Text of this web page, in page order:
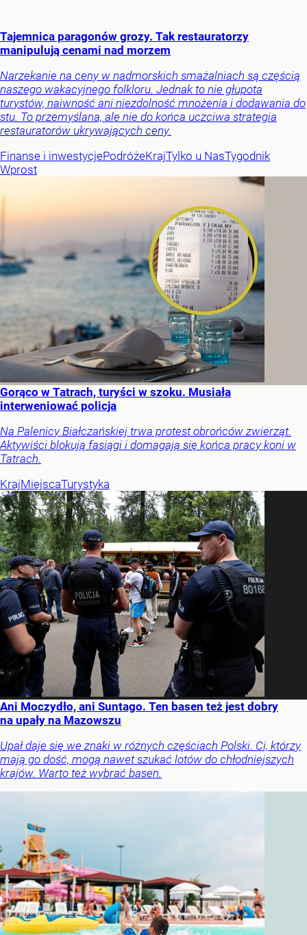
Tajemnica paragonów grozy. Tak restauratorzy
manipulują cenami nad morzem
Narzekanie na ceny w nadmorskich smażalniach są częścią
naszego wakacyjnego folkloru. Jednak to nie głupota
turystów, naiwność ani niezdolność mnożenia i dodawania do
stu. To przemyślana, ale nie do końca uczciwa strategia
restauratorów ukrywających ceny.
Finanse i inwestycjePodróżeKrajTylko u NasTygodnik
Wprost
Gorąco w Tatrach, turyści w szoku. Musiała
interweniować policja
Na Palenicy Białczańskiej trwa protest obrońców zwierząt.
Aktywiści blokują fasiągi i domagają się końca pracy koni w
Tatrach.
KrajMiejscaTurystyka
Ani Moczydło, ani Suntago. Ten basen też jest dobry
na upały na Mazowszu
Upał daje się we znaki w różnych częściach Polski. Ci, którzy
mają go dość, mogą nawet szukać lotów do chłodniejszych
krajów. Warto też wybrać basen.